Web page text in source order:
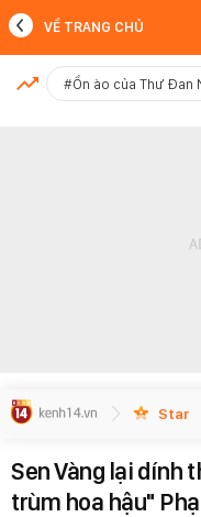
MỚI NHẤT
VỀ TRANG CHỦ
#Ồn ào của Thư Đan
Star
Sen Vàng lại dính
trùm hoa hậu"